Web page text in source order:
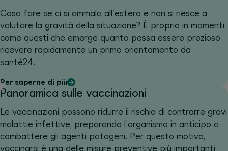
Cosa fare se ci si ammala all’estero e non si riesce a
valutare la gravità della situazione? È proprio in momenti
come questi che emerge quanto possa essere prezioso
ricevere rapidamente un primo orientamento da
santé24.
Per saperne di più
Panoramica sulle vaccinazioni
Le vaccinazioni possono ridurre il rischio di contrarre gravi
malattie infettive, preparando l’organismo in anticipo a
combattere gli agenti patogeni. Per questo motivo,
vaccinarsi è una delle misure preventive più importanti